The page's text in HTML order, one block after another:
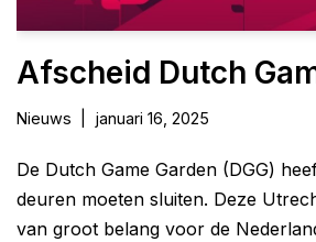
Afscheid Dutch
Nieuws januari 16, 2025
De Dutch Game Garden (DGG)
deuren moeten sluiten. Deze
van groot belang voor de